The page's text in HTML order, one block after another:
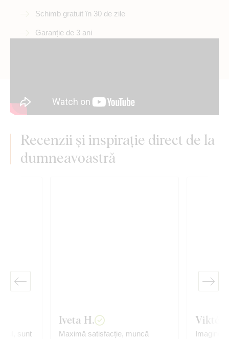
Schimb gratuit în 30 de zile
Garanție de 3 ani
Recenzii și inspirație direct de la
dumneavoastră
sunt
Iveta H.
Maximă satisfacție, muncă
Imaginea